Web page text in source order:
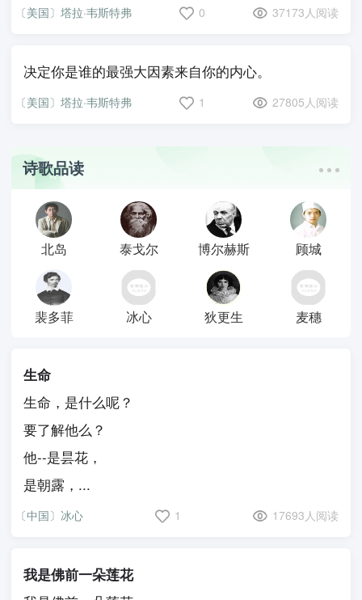
〔美国〕塔拉·韦斯特弗 0 37173人阅读
决定你是谁的最强大因素来自你的内心。
〔美国〕塔拉·韦斯特弗 1 27805人阅读
诗歌品读
北岛 泰戈尔 博尔赫斯 顾城
裴多菲 冰心 狄更生 麦穗
生命
生命，是什么呢？
要了解他么？
他--是昙花，
是朝露，...
〔中国〕冰心 1 17693人阅读
我是佛前一朵莲花